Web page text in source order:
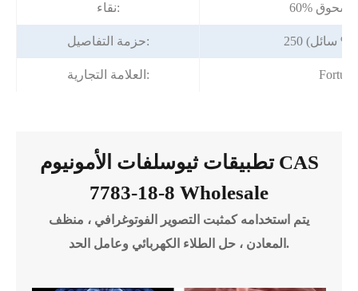
نقاء:
حزمة التفاصيل:
العلامة التجارية:
تطبيقات ثيوسلفات الأمونيوم CAS
7783-18-8 Wholesale
يتم استخدامه كمثبت التصوير الفوتوغرافي ، منظف
المعادن ، حل الطلاء الكهربائي وعامل الحد.